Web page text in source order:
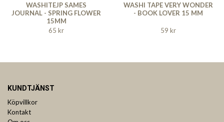
WASHITEJP SAMES
JOURNAL - SPRING FLOWER
15MM
65 kr
WASHI TAPE VERY WONDER
- BOOK LOVER 15 MM
59 kr
KUNDTJÄNST
Köpvillkor
Kontakt